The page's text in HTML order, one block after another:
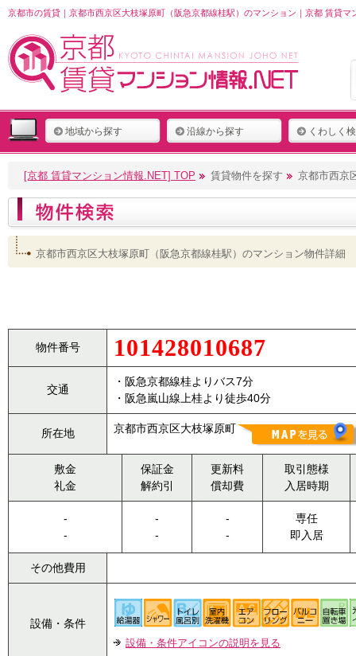
京都市の賃貸｜京都市西京区大枝塚原町（阪急京都線桂駅）のマンション｜京都 賃貸マ
地域から探す 沿線から探す くわしく
[京都 賃貸マンション情報.NET] TOP 賃貸物件を探す 京都市西京
京都市西京区大枝塚原町（阪急京都線桂駅）のマンション物件詳細
物件番号 101428010687
交通
・阪急京都線桂よりバス7分
・阪急嵐山線上桂より徒歩40分
所在地 京都市西京区大枝塚原町
敷金
礼金
保証金
解約引
更新料
償却費
取引態様
入居時期
-
-
-
-
-
-
専任
即入居
その他費用
設備・条件
設備・条件アイコンの説明を見る